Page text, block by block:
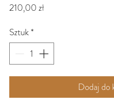
210,00 złCena
Sztuk *
Dodaj do